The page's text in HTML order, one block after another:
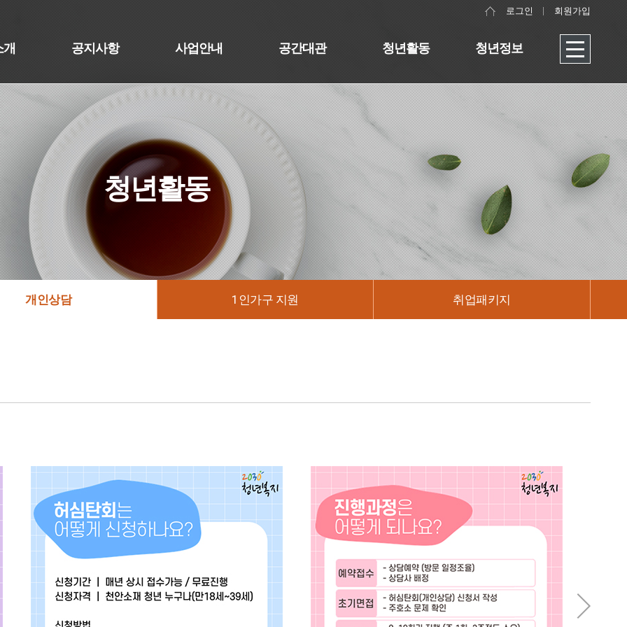
로그인 회원가입
공지사항 사업안내 공간대관 청년활동 청년정보
청년활동
개인상담 1인가구 지원 취업패키지